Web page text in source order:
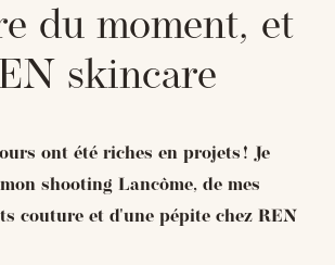
du moment, et
skincare
ont été riches en projets ! Je
shooting Lancôme, de mes
couture et d'une pépite chez REN